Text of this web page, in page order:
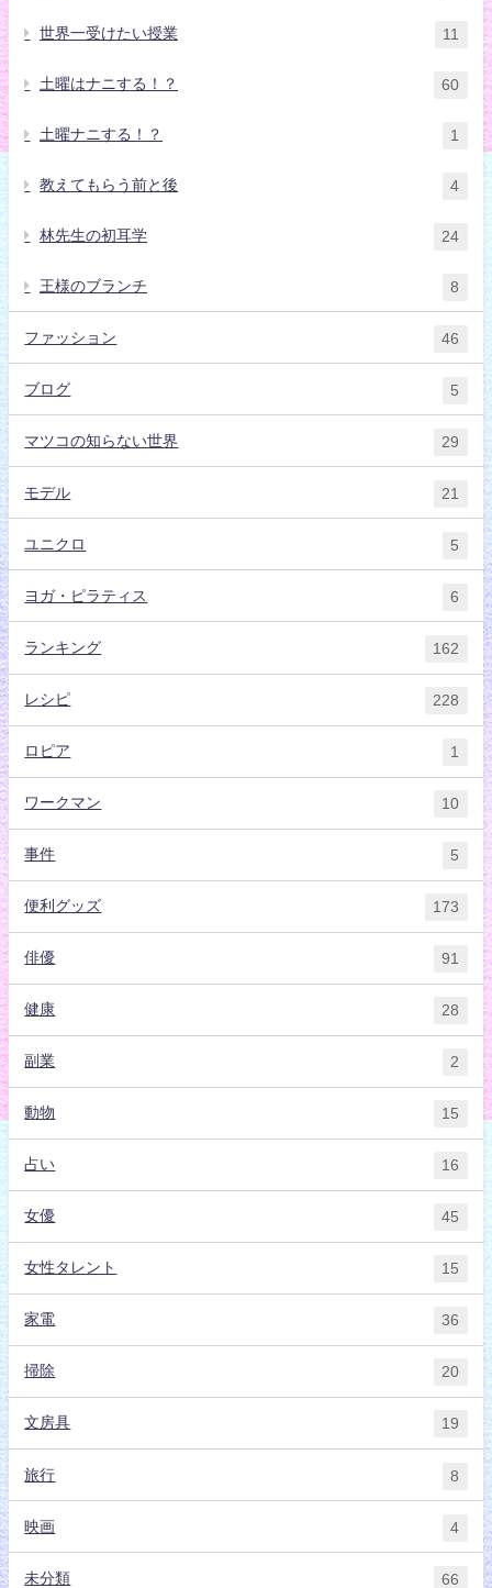
世界一受けたい授業 11
土曜はナニする！？ 60
土曜ナニする！？ 1
教えてもらう前と後 4
林先生の初耳学 24
王様のブランチ 8
ファッション 46
ブログ 5
マツコの知らない世界 29
モデル 21
ユニクロ 5
ヨガ・ピラティス 6
ランキング 162
レシピ 228
ロピア 1
ワークマン 10
事件 5
便利グッズ 173
俳優 91
健康 28
副業 2
動物 15
占い 16
女優 45
女性タレント 15
家電 36
掃除 20
文房具 19
旅行 8
映画 4
未分類 66